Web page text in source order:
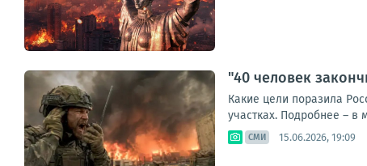
"40 человек
Какие цели поразила
участках. Подробнее – в
СМИ 15.06.2026, 19:09